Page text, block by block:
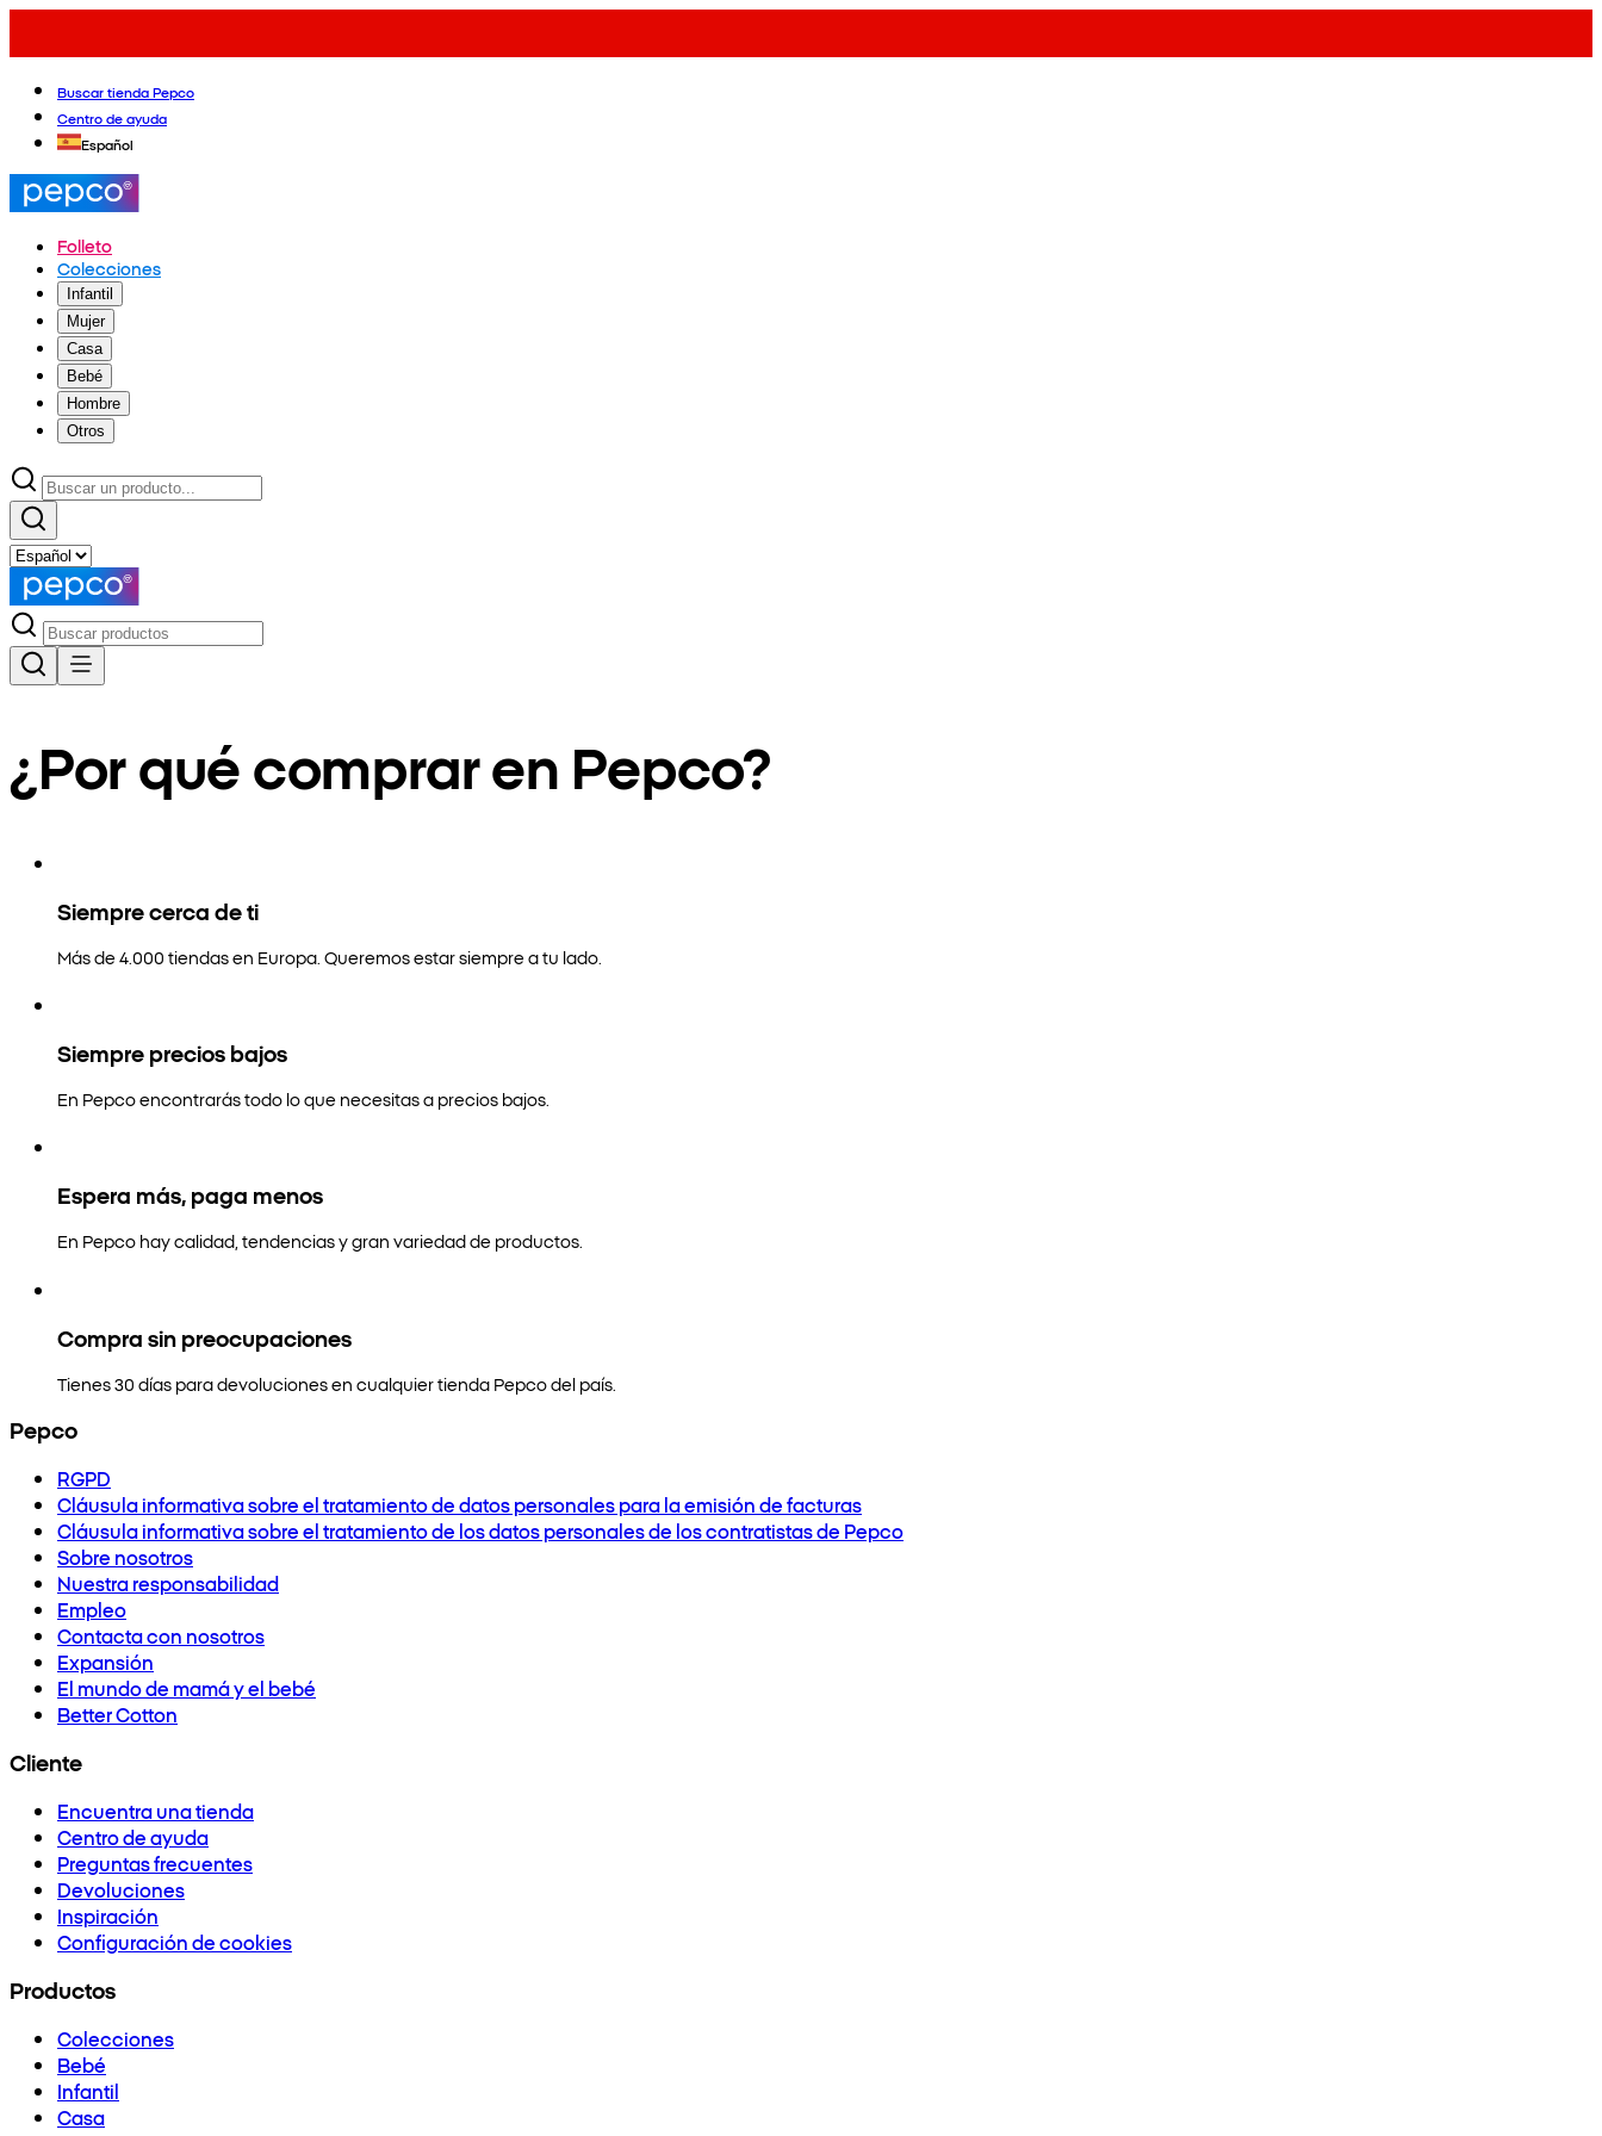
Buscar tienda Pepco
Centro de ayuda
Español
Folleto
Colecciones
Infantil
Mujer
Casa
Bebé
Hombre
Otros
¿Por qué comprar en Pepco?
Siempre cerca de ti
Más de 4.000 tiendas en Europa. Queremos estar siempre a tu lado.
Siempre precios bajos
En Pepco encontrarás todo lo que necesitas a precios bajos.
Espera más, paga menos
En Pepco hay calidad, tendencias y gran variedad de productos.
Compra sin preocupaciones
Tienes 30 días para devoluciones en cualquier tienda Pepco del país.
Pepco
RGPD
Cláusula informativa sobre el tratamiento de datos personales para la emisión de facturas
Cláusula informativa sobre el tratamiento de los datos personales de los contratistas de Pepco
Sobre nosotros
Nuestra responsabilidad
Empleo
Contacta con nosotros
Expansión
El mundo de mamá y el bebé
Better Cotton
Cliente
Encuentra una tienda
Centro de ayuda
Preguntas frecuentes
Devoluciones
Inspiración
Configuración de cookies
Productos
Colecciones
Bebé
Infantil
Casa